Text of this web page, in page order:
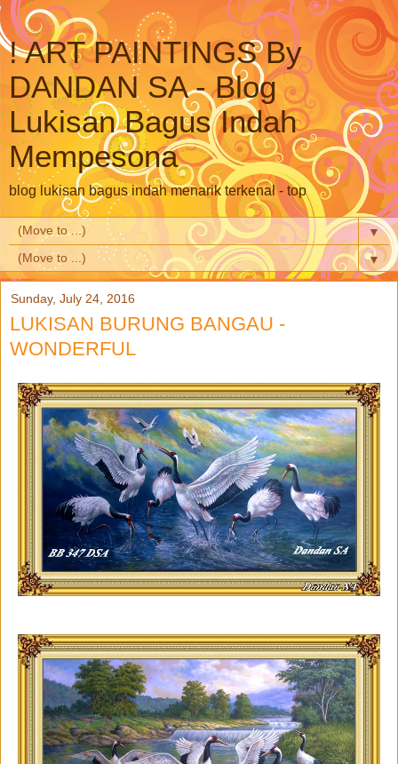
! ART PAINTINGS By
DANDAN SA - Blog
Lukisan Bagus Indah
Mempesona
blog lukisan bagus indah menarik terkenal - top
▼
▼
Sunday, July 24, 2016
LUKISAN BURUNG BANGAU -
WONDERFUL